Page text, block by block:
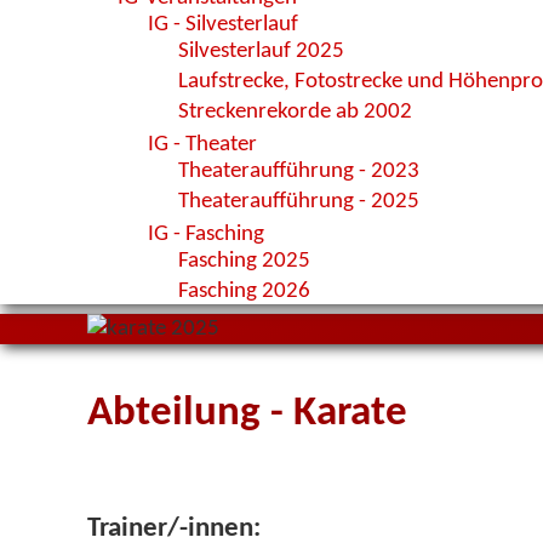
IG - Silvesterlauf
Silvesterlauf 2025
Laufstrecke, Fotostrecke und
Streckenrekorde ab 2002
IG - Theater
Theateraufführung - 2023
Theateraufführung - 2025
IG - Fasching
Fasching 2025
Fasching 2026
Abteilung - Karate
Trainer/-innen: